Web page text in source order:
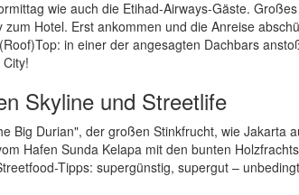
wie auch die Etihad-Airways-Gäste.
Hotel. Erst ankommen und die Anreise
in einer der angesagten Dachbars
Skyline und Streetlife
Big Durian", der großen Stinkfrucht, wie Jakarta
Hafen Sunda Kelapa mit den bunten
Tipps: supergünstig, supergut –